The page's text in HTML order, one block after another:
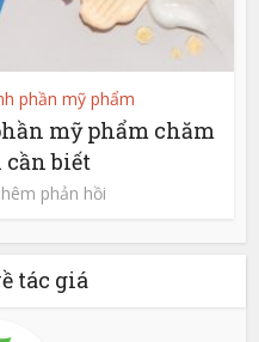
phần mỹ phẩm
mỹ phẩm chăm
cần biết
phản hồi
tác giá